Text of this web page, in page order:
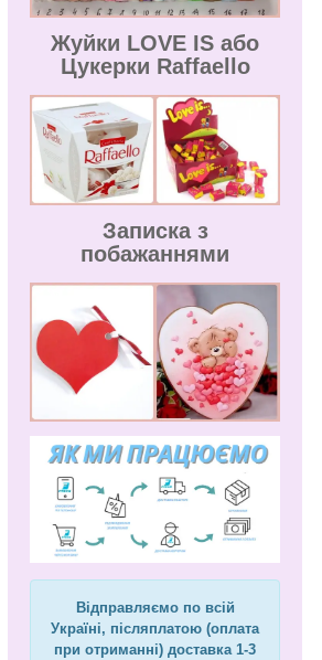
Жуйки LOVE IS або
Цукерки Raffaello
Записка з
побажаннями
Відправляємо по всій
Україні, післяплатою (оплата
при отриманні) доставка 1-3